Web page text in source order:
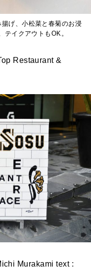
げ、小松菜と春菊のお浸
テイクアウトもOK。
Restaurant &
Murakami text :